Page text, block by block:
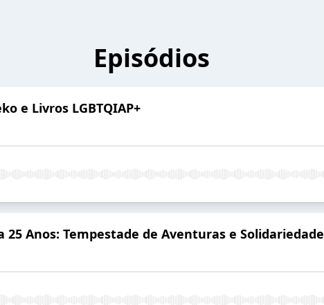
Episódios
e Livros LGBTQIAP+
Anos: Tempestade de Aventuras e Solidariedade